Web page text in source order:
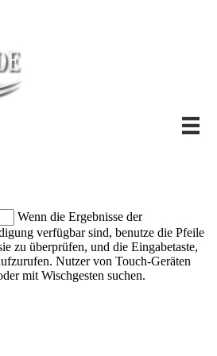
Wenn die Ergebnisse der
verfügbar sind, benutze die Pfeile
zu überprüfen, und die Eingabetaste,
Nutzer von Touch-Geräten
mit Wischgesten suchen.